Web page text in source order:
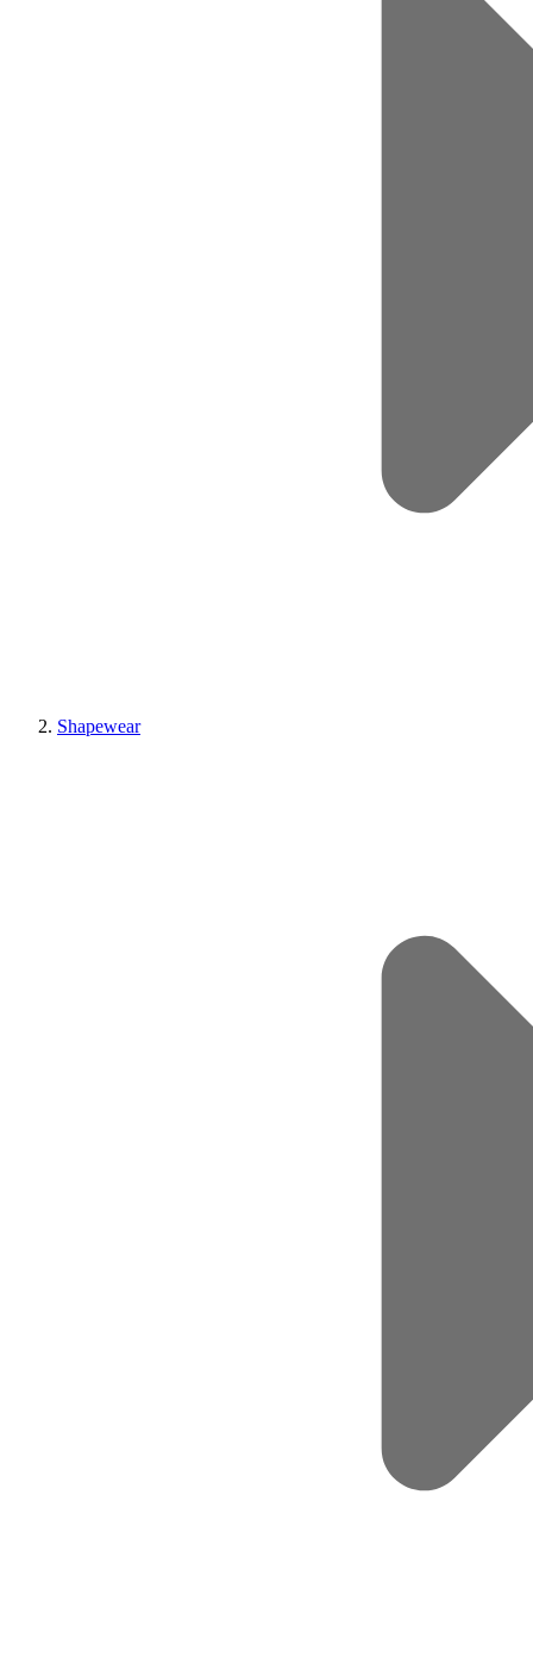
Shapewear